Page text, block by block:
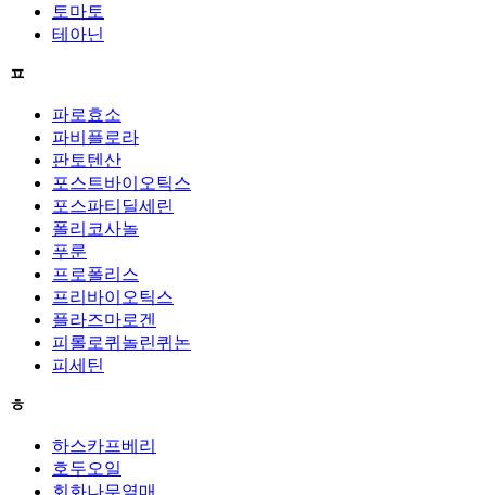
토마토
테아닌
ㅍ
파로효소
파비플로라
판토텐산
포스트바이오틱스
포스파티딜세린
폴리코사놀
푸룬
프로폴리스
프리바이오틱스
플라즈마로겐
피롤로퀴놀린퀴논
피세틴
ㅎ
하스카프베리
호두오일
회화나무열매